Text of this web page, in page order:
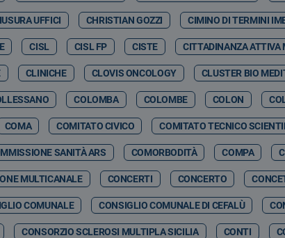
UFFICI CHRISTIAN GOZZI CIMINO DI TERMINI
CISL CISL FP CISTE CITTADINANZA ATTIVA
CLINICHE CLOVIS ONCOLOGY CLUSTER BIO
COLOMBA COLOMBE COLON
COMA COMITATO CIVICO COMITATO TECNICO
SANITÀ ARS COMORBODITÀ COMPA
MULTICANALE CONCERTI CONCERTO
COMUNALE CONSIGLIO COMUNALE DI CEFALÙ
CONSORZIO SCLEROSI MULTIPLA SICILIA CONTI